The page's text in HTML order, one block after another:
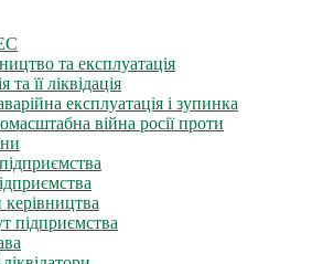
та експлуатація
та її ліквідація
експлуатація і зупинка
війна росії проти
керівництва
підприємства